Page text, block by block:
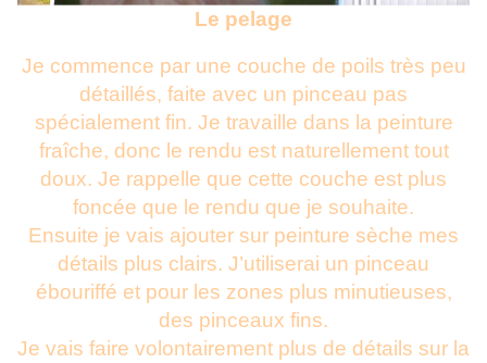
Le pelage
Je commence par une couche de poils très peu
détaillés, faite avec un pinceau pas
spécialement fin. Je travaille dans la peinture
fraîche, donc le rendu est naturellement tout
doux. Je rappelle que cette couche est plus
foncée que le rendu que je souhaite.
Ensuite je vais ajouter sur peinture sèche mes
détails plus clairs. J’utiliserai un pinceau
ébouriffé et pour les zones plus minutieuses,
des pinceaux fins.
Je vais faire volontairement plus de détails sur la